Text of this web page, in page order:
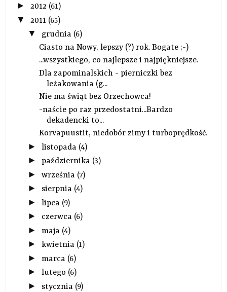
►2012 (61)
▼ 2011 (65)
▼ grudnia (6)
Ciasto na Nowy, lepszy (?) rok. Bogate ;-)
...wszystkiego, co najlepsze i najpiękniejsze.
Dla zapominalskich - pierniczki bez
leżakowania (g...
Nie ma świąt bez Orzechowca!
-naście po raz przedostatni...Bardzo
dekadencki to...
Korvapuustit, niedobór zimy i turboprędkość.
► listopada (4)
► października (3)
► września (7)
► sierpnia (4)
► lipca (9)
► czerwca (6)
► maja (4)
► kwietnia (1)
► marca (6)
► lutego (6)
► stycznia (9)